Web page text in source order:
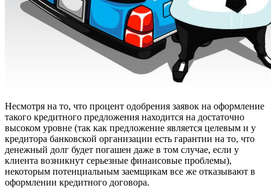
Несмотря на то, что процент одобрения заявок на оформление
такого кредитного предложения находится на достаточно
высоком уровне (так как предложение является целевым и у
кредитора банковской организации есть гарантии на то, что
денежный долг будет погашен даже в том случае, если у
клиента возникнут серьезные финансовые проблемы),
некоторым потенциальным заемщикам все же отказывают в
оформлении кредитного договора.